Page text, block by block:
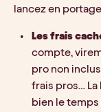
lancez en
Les frais
compte,
pro non
frais pros… La
bien le